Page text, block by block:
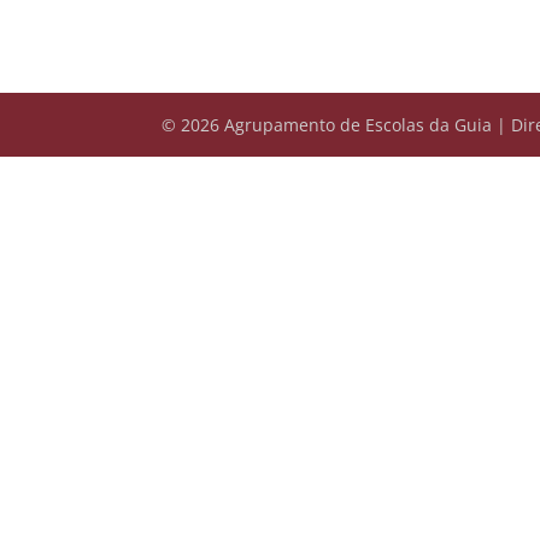
© 2026 Agrupamento de Escolas da Guia |